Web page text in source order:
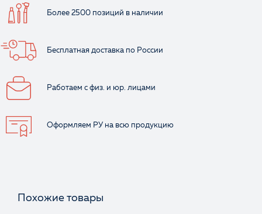
Более 2500 позиций в наличии
Бесплатная доставка по России
Работаем с физ. и юр. лицами
Оформляем РУ на всю продукцию
Похожие товары